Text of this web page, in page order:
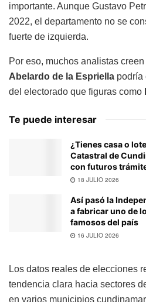
importante. Aunque Gustavo
2022, el departamento no se
fuerte de izquierda.
Por eso, muchos analistas
Abelardo de la Espriella podría
del electorado que figuras como
Te puede interesar
¿Tienes casa o
Catastral de
con futuros
18 JULIO 2026
Así pasó la
a fabricar uno de
famosos del país
16 JULIO 2026
Los datos reales de elecciones
tendencia clara hacia sectores
en varios municipios